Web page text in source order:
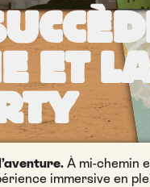
ET
À mi-chemin
immersive en